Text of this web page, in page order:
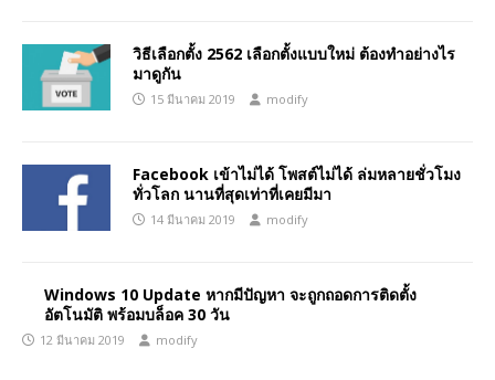
วิธีเลือกตั้ง 2562 เลือกตั้งแบบใหม่ ต้องทำอย่างไร
มาดูกัน
15 มีนาคม 2019 modify
Facebook เข้าไม่ได้ โพสต์ไม่ได้ ล่มหลายชั่วโมง
ทั่วโลก นานที่สุดเท่าที่เคยมีมา
14 มีนาคม 2019 modify
Windows 10 Update หากมีปัญหา จะถูกถอดการติดตั้ง
อัตโนมัติ พร้อมบล็อค 30 วัน
12 มีนาคม 2019 modify